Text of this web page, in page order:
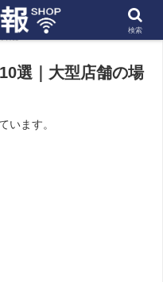
舗
選｜大型店舗の場
います。
検索